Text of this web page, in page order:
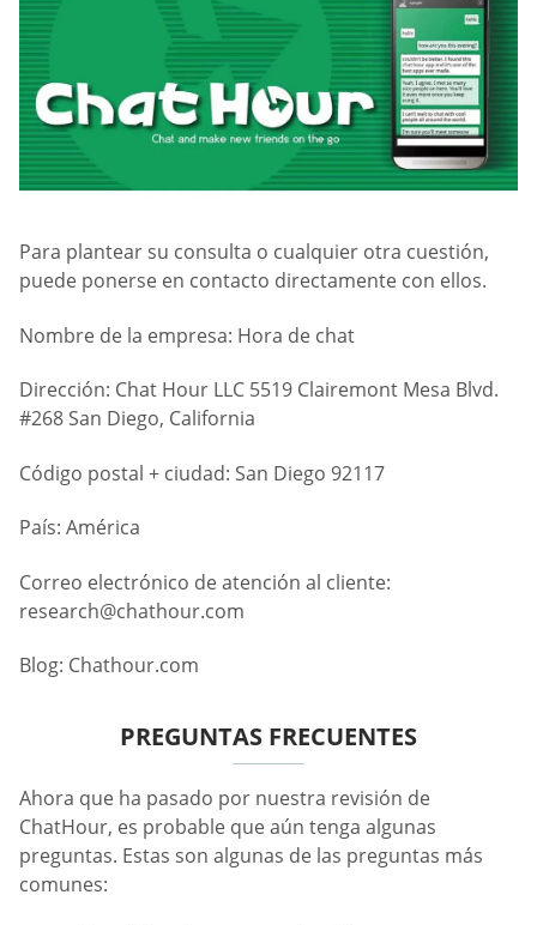
Para plantear su consulta o cualquier otra cuestión,
puede ponerse en contacto directamente con ellos.
Nombre de la empresa: Hora de chat
Dirección: Chat Hour LLC 5519 Clairemont Mesa Blvd.
#268 San Diego, California
Código postal + ciudad: San Diego 92117
País: América
Correo electrónico de atención al cliente:
research@chathour.com
Blog: Chathour.com
PREGUNTAS FRECUENTES
Ahora que ha pasado por nuestra revisión de
ChatHour, es probable que aún tenga algunas
preguntas. Estas son algunas de las preguntas más
comunes: